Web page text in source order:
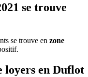
se trouve
se trouve en zone
loyers en Duflot